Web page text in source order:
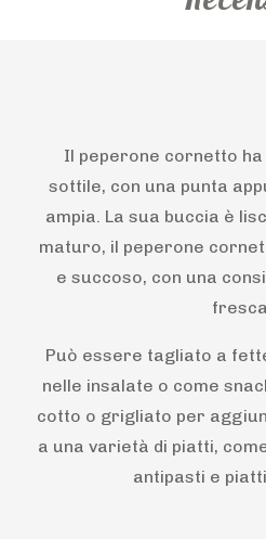
Il peperone cornetto
sottile, con una punta
ampia. La sua buccia è
maturo, il peperone
e succoso, con una
Può essere tagliato a
nelle insalate o come
cotto o grigliato per
a una varietà di piatti,
antipasti e